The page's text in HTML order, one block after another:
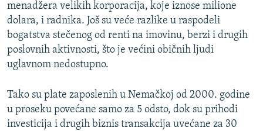
menadžera velikih korporacija, koje iznose milione
dolara, i radnika. Još su veće razlike u raspodeli
bogatstva stečenog od renti na imovinu, berzi i drugih
poslovnih aktivnosti, što je većini običnih ljudi
uglavnom nedostupno.
Tako su plate zaposlenih u Nemačkoj od 2000. godine
u proseku povećane samo za 5 odsto, dok su prihodi
investicija i drugih biznis transakcija uvećane za 30